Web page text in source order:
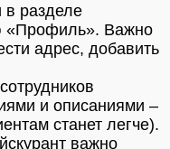
разделе
«Профиль». Важно
адрес, добавить
и описаниями –
станет легче).
важно